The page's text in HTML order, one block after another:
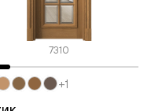
7310
+1